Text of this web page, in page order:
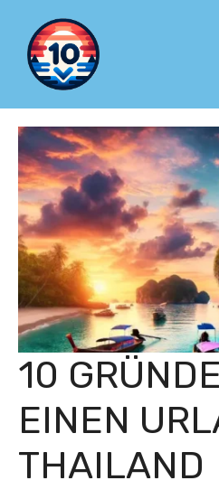
Inhalt
springen
10
EINEN
THAILAND